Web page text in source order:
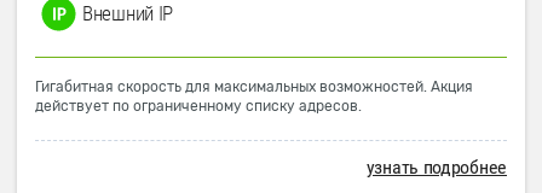
Внешний IP
Гигабитная скорость для максимальных возможностей. Акция
действует по ограниченному списку адресов.
узнать подробнее